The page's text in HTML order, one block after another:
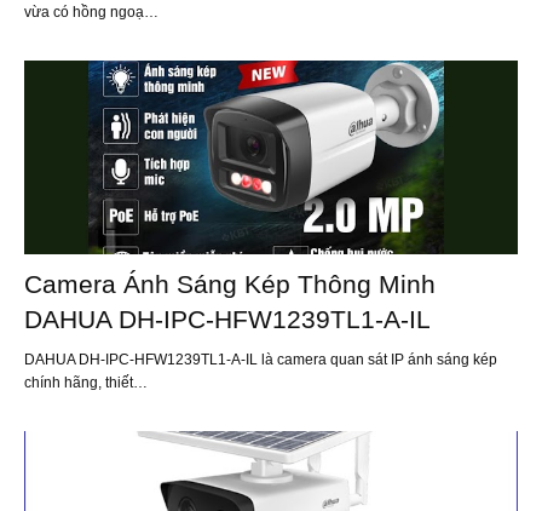
vừa có hồng ngoạ…
Camera Ánh Sáng Kép Thông Minh
DAHUA DH-IPC-HFW1239TL1-A-IL
DAHUA DH-IPC-HFW1239TL1-A-IL là camera quan sát IP ánh sáng kép
chính hãng, thiết…